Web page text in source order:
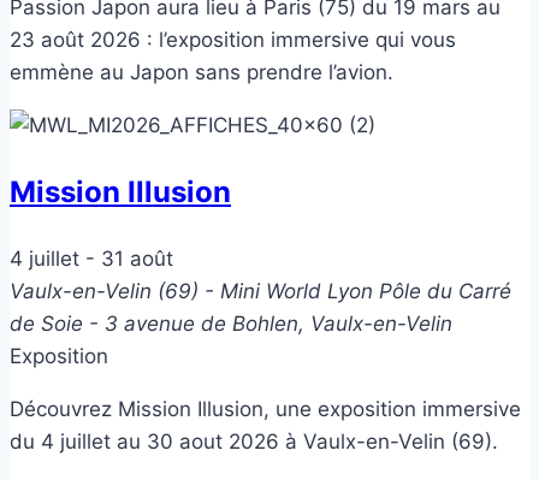
Passion Japon aura lieu à Paris (75) du 19 mars au
23 août 2026 : l’exposition immersive qui vous
emmène au Japon sans prendre l’avion.
Mission Illusion
4 juillet - 31 août
Vaulx-en-Velin (69) - Mini World Lyon Pôle du Carré
de Soie - 3 avenue de Bohlen, Vaulx-en-Velin
Exposition
Découvrez Mission Illusion, une exposition immersive
du 4 juillet au 30 aout 2026 à Vaulx-en-Velin (69).